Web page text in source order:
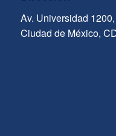
Av. Universidad
Ciudad de México,